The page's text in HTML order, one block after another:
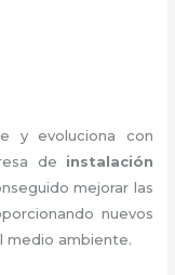
y evoluciona con
de instalación
mejorar las
nuevos
medio ambiente.